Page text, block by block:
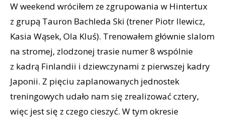
W weekend wróciłem ze zgrupowania w Hintertux
z grupą Tauron Bachleda Ski (trener Piotr Ilewicz,
Kasia Wąsek, Ola Kluś). Trenowałem głównie slalom
na stromej, zlodzonej trasie numer 8 wspólnie
z kadrą Finlandii i dziewczynami z pierwszej kadry
Japonii. Z pięciu zaplanowanych jednostek
treningowych udało nam się zrealizować cztery,
więc jest się z czego cieszyć. W tym okresie